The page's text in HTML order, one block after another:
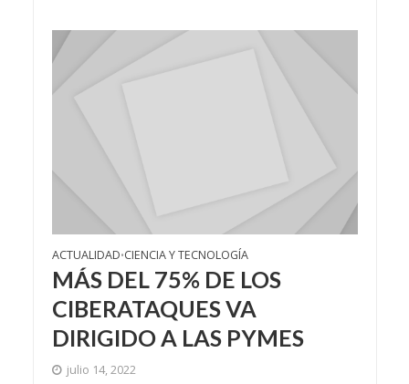
ACTUALIDAD•CIENCIA Y TECNOLOGÍA
MÁS DEL 75% DE LOS
CIBERATAQUES VA
DIRIGIDO A LAS PYMES
julio 14, 2022